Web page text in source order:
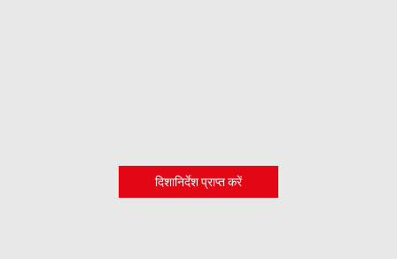
दिशानिर्देश प्राप्त करें